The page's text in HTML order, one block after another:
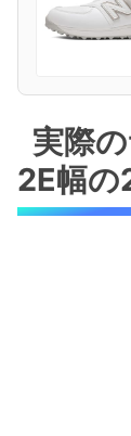
実際
2E幅